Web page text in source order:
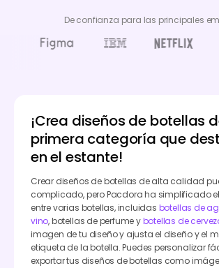
De confianza para las principales
¡Crea diseños de botellas
primera categoría que
en el estante!
Crear diseños de botellas de alta calidad
complicado, pero Pacdora ha simplificado
entre varias botellas, incluidas botellas de
vino, botellas de perfume ybotellas de
imagen de tu diseño y ajusta el diseño y el
etiqueta de la botella. Puedes personalizar
exportar tus diseños de botellas como